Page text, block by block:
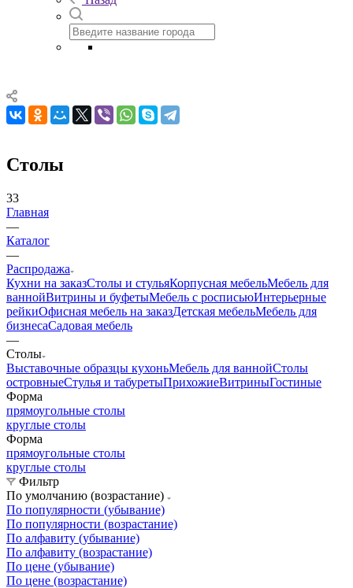
Столы
33
Главная
—
Каталог
—
Распродажа
Кухни на заказСтолы и стульяКорпусная мебельМебель для
ваннойВитрины и буфетыМебель с росписьюИнтерьерные
рейкиОфисная мебель на заказДетская мебельМебель для
бизнесаСадовая мебель
—
Столы
Выставочные образцы кухоньМебель для ваннойСтолы
островныеСтулья и табуретыПрихожиеВитриныГостиные
Форма
прямоугольные столы
круглые столы
Форма
прямоугольные столы
круглые столы
Фильтр
По умолчанию (возрастание)
По популярности (убывание)
По популярности (возрастание)
По алфавиту (убывание)
По алфавиту (возрастание)
По цене (убывание)
По цене (возрастание)